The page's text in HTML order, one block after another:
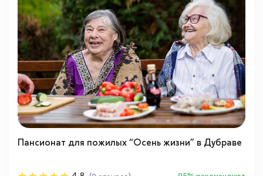
Пансионат для пожилых “Осень жизни” в Дубраве